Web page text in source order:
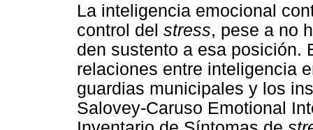
La inteligencia emocional
control del stress, pese a no
den sustento a esa posición.
relaciones entre inteligencia
guardias municipales y los
Salovey-Caruso Emotional